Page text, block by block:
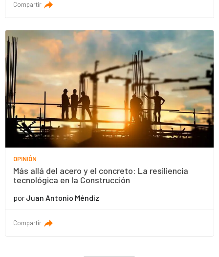
Compartir
OPINIÓN
Más allá del acero y el concreto: La resiliencia
tecnológica en la Construcción
por Juan Antonio Méndiz
Compartir